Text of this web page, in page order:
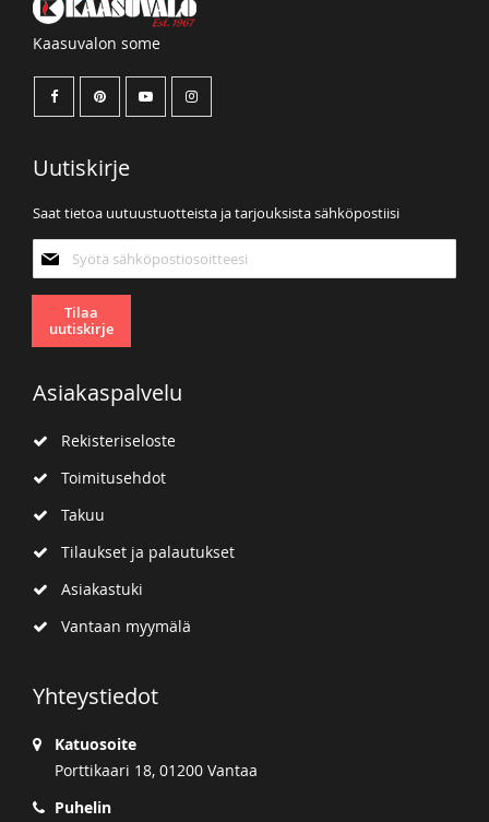
Kaasuvalon some
Uutiskirje
Saat tietoa uutuustuotteista ja tarjouksista sähköpostiisi
uutiskirjeemme:
Tilaa
uutiskirje
Asiakaspalvelu
Rekisteriseloste
Toimitusehdot
Takuu
Tilaukset ja palautukset
Asiakastuki
Vantaan myymälä
Yhteystiedot
Katuosoite
Porttikaari 18, 01200 Vantaa
Puhelin